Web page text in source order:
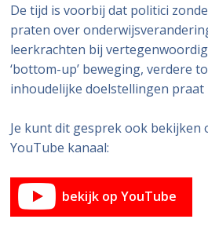
De tijd is voorbij dat politici
praten over
leerkrachten bij
‘bottom-up’ beweging, verdere
inhoudelijke doelstellingen praat
Je kunt dit gesprek ook bekijken
YouTube kanaal:
bekijk op YouTube